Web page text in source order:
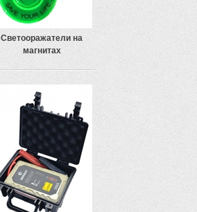
Светооражатели на
магнитах